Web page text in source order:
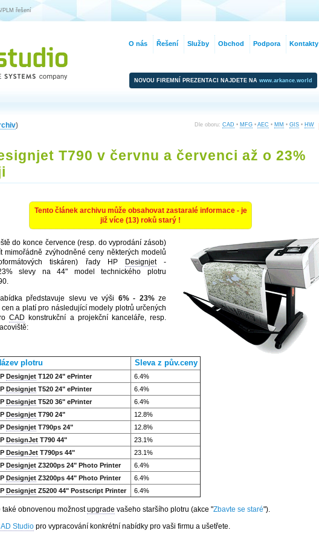
PLM řešení
NOVOU FIREMNÍ PREZENTACI NAJDETE NA www.arkance.world
Dle oboru: CAD • MFG • AEC • MM • GIS • HW
)
T790 v červnu a červenci až o 23%
Tento článek archivu může obsahovat zastaralé informace - je
již více (13) roků starý !
do konce července (resp. do vyprodání zásob)
mimořádně zvýhodněné ceny některých modelů
tiskáren) řady HP
Designjet-
slevy na 44" model technického plotru
představuje slevu ve výši 6% - 23%ze
a platí pro následující modely plotrů určených
CAD konstrukční a projekční kanceláře, resp.
plotru Sleva z pův.ceny
Designjet T120 24" ePrinter
6.4%
Designjet T520 24" ePrinter
6.4%
Designjet T520 36" ePrinter
6.4%
Designjet T790 24"
12.8%
Designjet T790ps 24"
12.8%
DesignJet T790 44"
23.1%
DesignJet T790ps 44"
23.1%
Designjet Z3200ps 24" Photo Printer
6.4%
Designjet Z3200ps 44" Photo Printer
6.4%
Designjet Z5200 44" Postscript Printer 6.4%
také obnovenou možnostupgrade vašeho staršího plotru (akce "Zbavte se staré").
Studio pro vypracování konkrétní nabídky pro vaši firmu a ušetřete.
O nás Řešení Služby Obchod Podpora Kontakty